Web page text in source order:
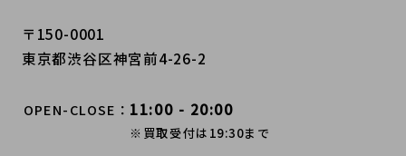
〒150-0001
東京都渋谷区神宮前4-26-2
OPEN-CLOSE 11:00 - 20:00
※買取受付は19:30まで